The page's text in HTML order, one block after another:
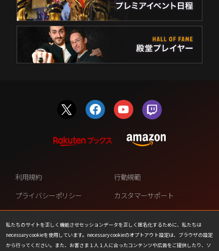
私たちのサイトを正しく機能させセッションデータを正しく匿名化するために、私たちは
necessary cookieを使用しています。necessary cookieのオプトアウト設定は、ブラウザの設定
から行ってください。また、お客さま１人１人に合ったコンテンツや広告をご提供したり、ソ
利用規約
行動規範
プライバシーポリシー
カスタマーサポート
ファンコンテンツ・ポリシー
個人情報の販売や共有を許可し
ない
COOKIE
プレスリリース